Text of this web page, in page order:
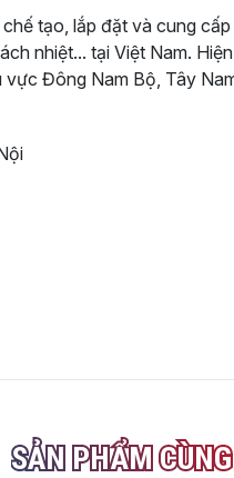
tạo, lắp đặt và cung
nhiệt... tại Việt Nam.
Đông Nam Bộ, Tây
SẢN PHẨM